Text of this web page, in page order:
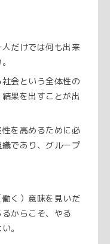
だけでは何も出来
会という全体性の
果を出すことが出
性を高めるために必
であり、グループ
働く）意味を見いだ
からこそ、やる
。